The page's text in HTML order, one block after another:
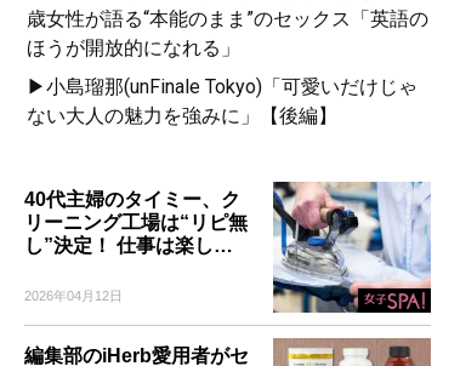
歳女性が語る“本能のまま”のセックス「英語の
ほうが開放的になれる」
▶小島瑠那(unFinale Tokyo)「可愛いだけじゃ
ない大人の魅力を強みに」【後編】
40代主婦のタイミー、ク
リーニング工場は“リピ無
し”決定！ 仕事は楽し…
2026年04月12日
編集部のiHerb愛用者がセ